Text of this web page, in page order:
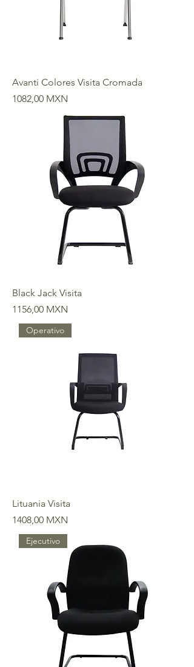
Avanti Colores Visita Cromada
Precio
1082,00 MXN
Black Jack Visita
Precio
1156,00 MXN
Operativo
Lituania Visita
Precio
1408,00 MXN
Ejecutivo